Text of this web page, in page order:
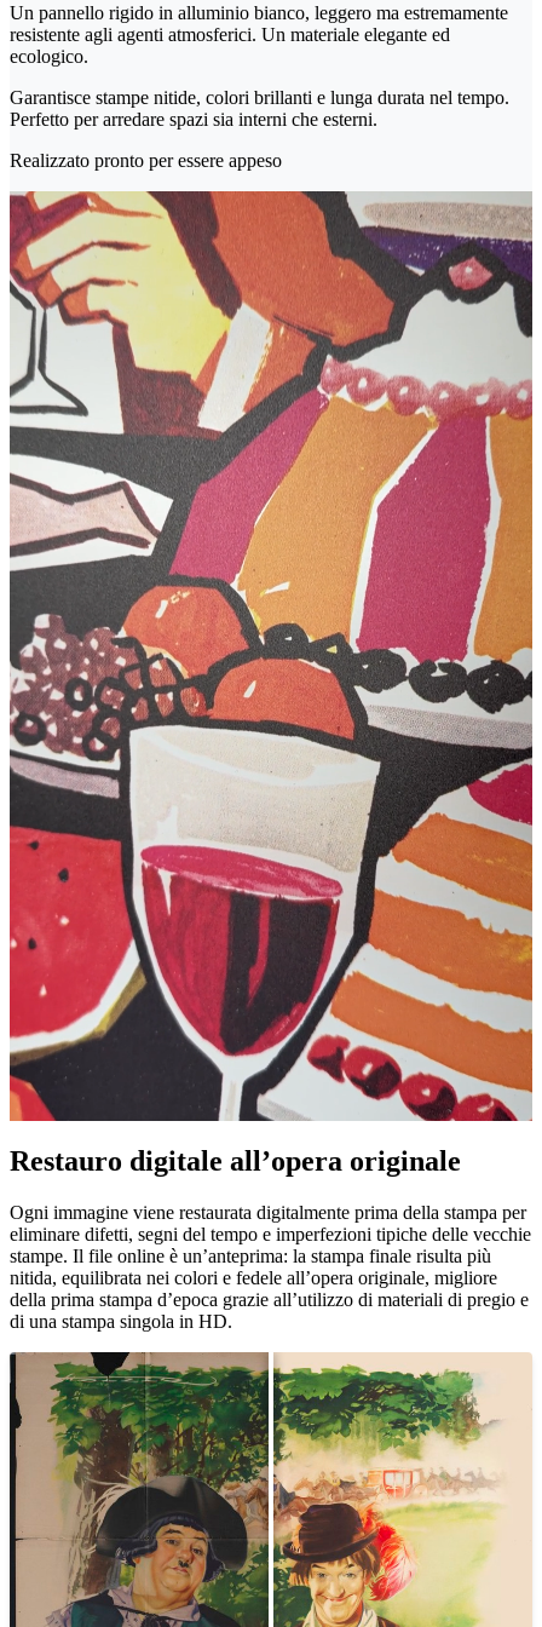
Un pannello rigido in alluminio bianco, leggero ma estremamente
resistente agli agenti atmosferici. Un materiale elegante ed
ecologico.
Garantisce stampe nitide, colori brillanti e lunga durata nel tempo.
Perfetto per arredare spazi sia interni che esterni.
Realizzato pronto per essere appeso
Restauro digitale all’opera originale
Ogni immagine viene restaurata digitalmente prima della stampa per
eliminare difetti, segni del tempo e imperfezioni tipiche delle vecchie
stampe. Il file online è un’anteprima: la stampa finale risulta più
nitida, equilibrata nei colori e fedele all’opera originale, migliore
della prima stampa d’epoca grazie all’utilizzo di materiali di pregio e
di una stampa singola in HD.